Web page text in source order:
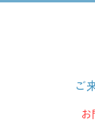
ご